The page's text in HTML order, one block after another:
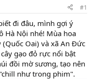
#1
đi đâu, mình gợi ý
Hà Nội nhé! Mùa hoa
Oai) và xã An Đức
gạo đỏ rực nổi bật
đồi mờ sương, tạo nên
như trong phim".